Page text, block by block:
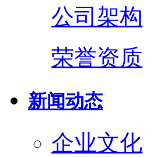
公司架构
荣誉资质
新闻动态
企业文化